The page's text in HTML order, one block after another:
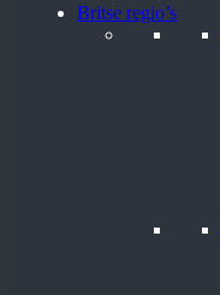
Britse regio’s